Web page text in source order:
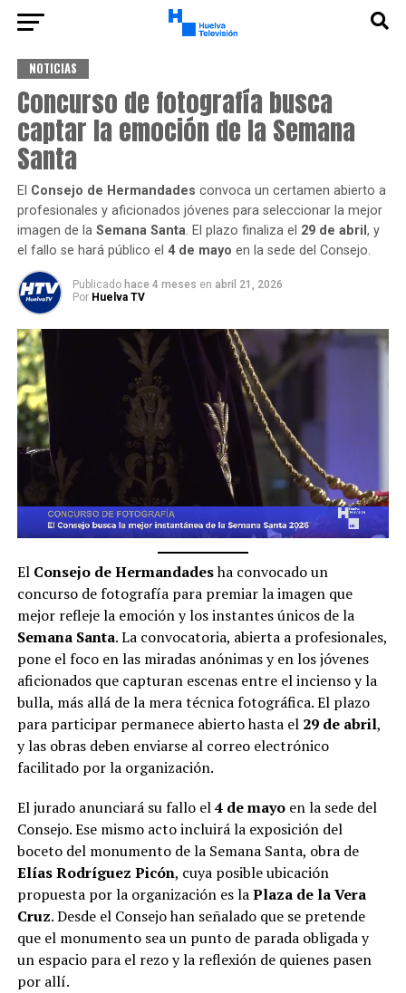
NOTICIAS
Concurso de fotografía busca
captar la emoción de la Semana
Santa
El Consejo de Hermandades convoca un certamen abierto a
profesionales y aficionados jóvenes para seleccionar la mejor
imagen de la Semana Santa. El plazo finaliza el 29 de abril , y
el fallo se hará público el 4 de mayo en la sede del Consejo.
Publicado hace 4 meses en abril 21, 2026
Por Huelva TV
El Consejo de Hermandadesha convocado un
concurso de fotografía para premiar la imagen que
mejor refleje la emoción y los instantes únicos de la
Semana Santa.La convocatoria, abierta a profesionales,
pone el foco en las miradas anónimas y en los jóvenes
aficionados que capturan escenas entre el incienso y la
bulla, más allá de la mera técnica fotográfica.El plazo
para participar permanece abierto hasta el 29 de abril,
y las obras deben enviarse al correo electrónico
facilitado por la organización.
El jurado anunciará su fallo el4 de mayoen la sede del
Consejo.Ese mismo acto incluirá la exposición del
boceto del monumento de la Semana Santa, obra de
Elías Rodríguez Picón, cuya posible ubicación
propuesta por la organización es laPlaza de la Vera
Cruz.Desde el Consejo han señalado que se pretende
que el monumento sea un punto de parada obligada y
un espacio para el rezo y la reflexión de quienes pasen
por allí.